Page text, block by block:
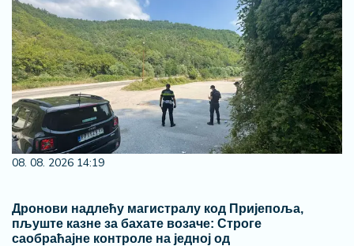
08. 08. 2026 14:19
Дронови надлећу магистралу код Пријепоља,
пљуште казне за бахате возаче: Строге
саобраћајне контроле на једној од